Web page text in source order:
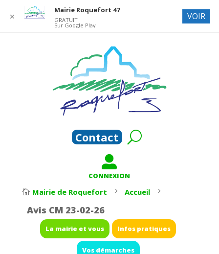
Contact

CONNEXION
 Mairie de Roquefort 5 Accueil 5
Avis CM 23-02-26
La mairie et vous Infos pratiques
Vos démarches
✕
Mairie Roquefort 47
GRATUIT
Sur Google Play
VOIR